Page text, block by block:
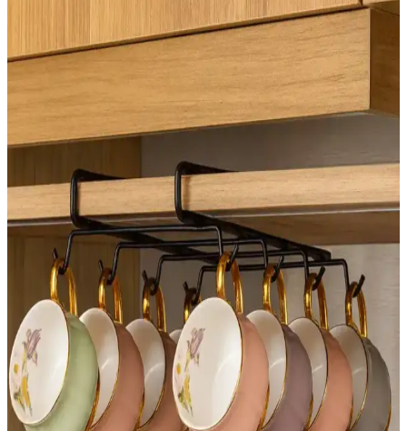
Yüzeysel ahşap raflar, basit araçlar ve tekniklerle estetik ve
fonksiyonel depolama sağlar. Dayanıklı malzemeler ve dekoratif
detaylarla profesyonel görünüm elde edilir.
Tuvaletin Yer Değiştirilmesi Sonrası LVP Zemin
Onarımı ve Alternatif Çözümler
Tuvaletin yer değiştirmesi sonrası LVP zeminlerde oluşan boşluklar,
uygun malzeme ve yöntemlerle onarılabilir. Epoksi dolgu ve
dekoratif çözümler alternatif olarak değerlendirilebilir.
Isıtıcı Menfezi ve Süpürgelik Yüksekliği
Uyumsuzluğunda Etkili Montaj Çözümleri
Isıtıcı menfezi ile süpürgelik yüksekliği arasındaki uyumsuzluk,
miter kesim, oyuk açma ve menfez kapağı uyumu gibi teknik
yöntemlerle estetik ve fonksiyonel olarak giderilebilir. Ahşabın ısıya
tepkisi ve profil sürekliliği önemlidir.
Burl Ahşap: Değeri, Özellikleri ve Kullanım
Alanlarının Detaylı İncelemesi
Burl ahşap, ağaçlardaki anormal büyüme sonucu oluşan benzersiz
desenlere sahip bir ahşap türüdür. Değeri, türü, boyutu ve desenine
bağlıdır. Mobilya ve küçük ahşap işlerinde kullanılır.